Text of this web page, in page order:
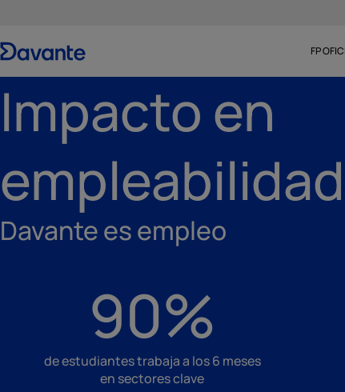
FP
Impacto en
empleabilidad
Davante es empleo
90%
de estudiantes trabaja a los 6 meses
en sectores clave